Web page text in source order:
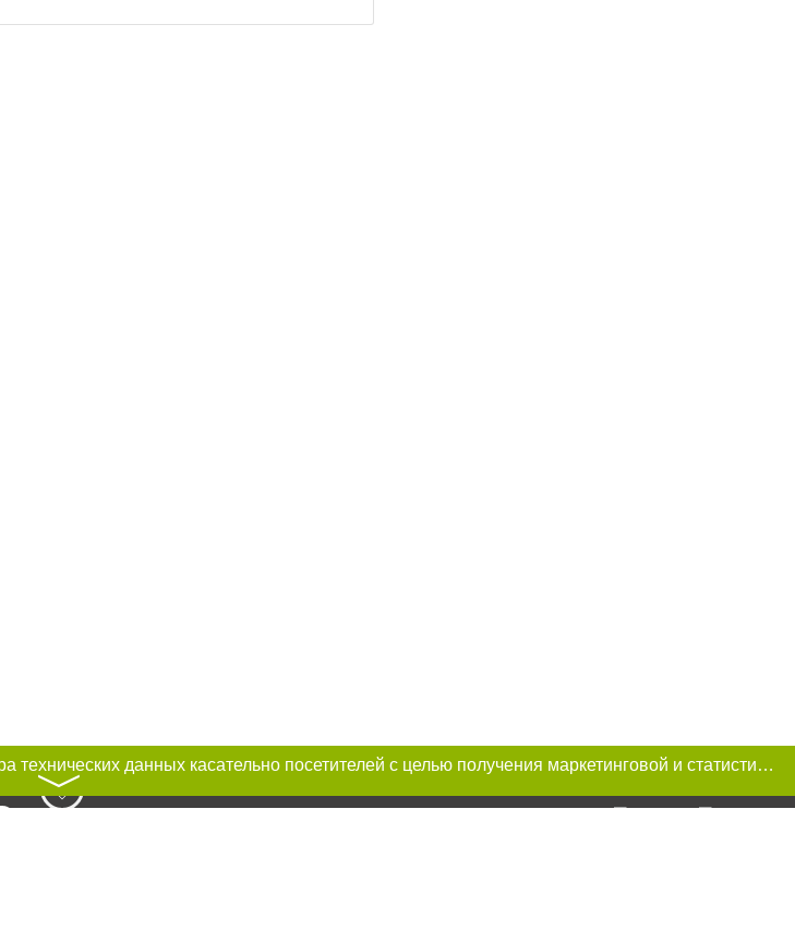
Этот сайт использует «cookies». Также сайт использует интернет-сервис для сбора технических данных касательно посетителей с целью получения маркетинговой и статистической информации. Условия обработки данных посетителей сайта см.
〉